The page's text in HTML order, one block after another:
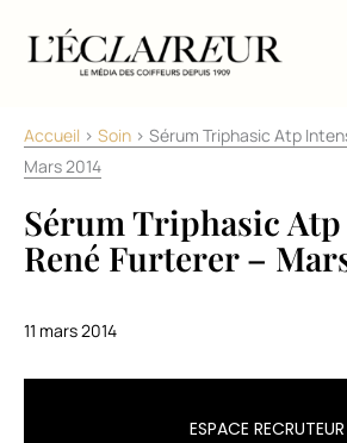
Accueil > Soin > Sérum Triphasic Atp
Mars 2014
Sérum Triphasic
René Furterer –
11 mars 2014
ESPACE RECRUTEUR